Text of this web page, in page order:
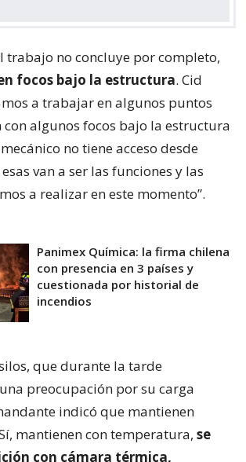
trabajo no concluye por completo,
focos bajo la estructura. Cid
a trabajar en algunos puntos
algunos focos bajo la estructura
no tiene acceso desde
van a ser las funciones y las
a realizar en este momento”.
Panimex Química: la firma chilena
con presencia en 3 países y
cuestionada por historial de
incendios
que durante la tarde
preocupación por su carga
indicó que mantienen
mantienen con temperatura, se
con cámara térmica,